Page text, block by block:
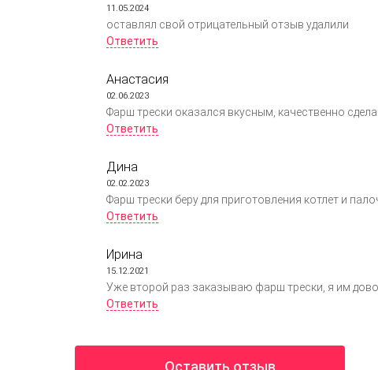
11.05.2024
оставлял свой отрицательный отзыв удалили
Ответить
Анастасия
02.06.2023
Фарш трески оказался вкусным, качественно
Ответить
Дина
02.02.2023
Фарш трески беру для приготовления котлет и
Ответить
Ирина
15.12.2021
Уже второй раз заказываю фарш трески, я им
Ответить
Оставить отзыв